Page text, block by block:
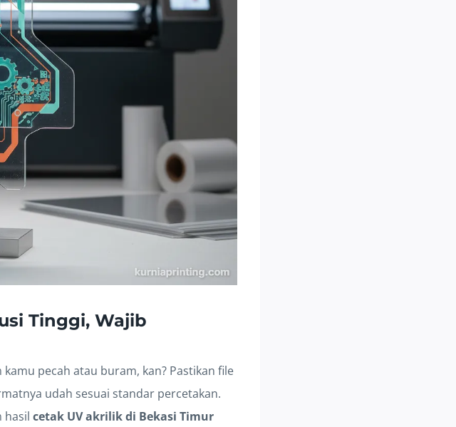
Tinggi, Wajib
pecah atau buram, kan? Pastikan file
udah sesuai standar percetakan.
hasil cetak UV akrilik di Bekasi Timur